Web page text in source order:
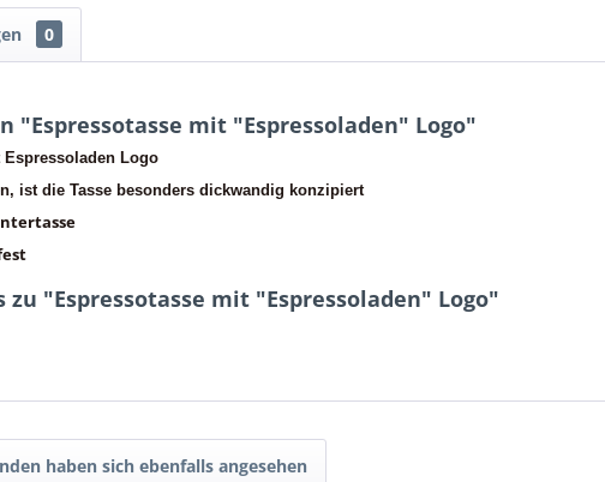
0
mit "Espressoladen" Logo"
Logo
ist die Tasse besonders dickwandig konzipiert
"Espressotasse mit "Espressoladen" Logo"
haben sich ebenfalls angesehen